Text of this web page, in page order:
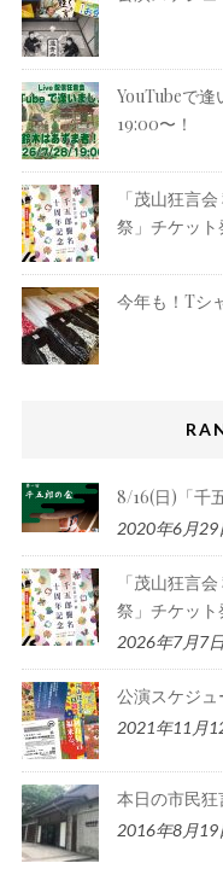
YouTubeで逢
19:00〜！
「茂山狂言
祭」チケット
今年も！Tシ
8/16(日)「千
2020年6月29
「茂山狂言
祭」チケット
2026年7月7
公演スケジュ
2021年11月
本日の市民狂
2016年8月19